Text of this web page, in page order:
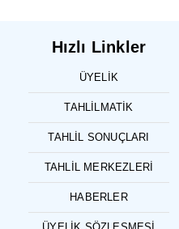
Hızlı Linkler
ÜYELIK
TAHLILMATIK
TAHLIL SONUÇLARI
TAHLIL MERKEZLERI
HABERLER